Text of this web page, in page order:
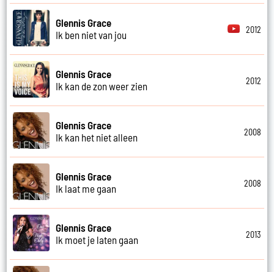
Glennis Grace
Ik ben niet van jou
2012
Glennis Grace
Ik kan de zon weer zien
2012
Glennis Grace
Ik kan het niet alleen
2008
Glennis Grace
Ik laat me gaan
2008
Glennis Grace
Ik moet je laten gaan
2013